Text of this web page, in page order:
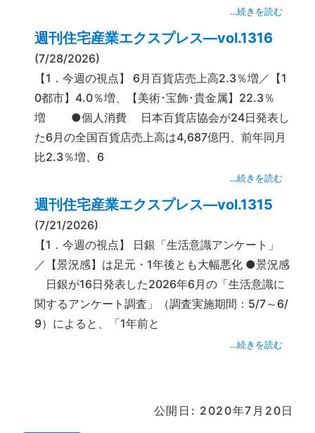
…続きを読む
週刊住宅産業エクスプレス―vol.1316
(7/28/2026)
【1．今週の視点】 6月百貨店売上高2.3％増／【1
0都市】4.0％増、【美術･宝飾･貴金属】22.3％
増 ●個人消費 日本百貨店協会が24日発表し
た6月の全国百貨店売上高は4,687億円、前年同月
比2.3％増、6
…続きを読む
週刊住宅産業エクスプレス―vol.1315
(7/21/2026)
【1．今週の視点】 日銀「生活意識アンケート」
／【景況感】は足元・1年後とも大幅悪化 ●景況感
日銀が16日発表した2026年6月の「生活意識に
関するアンケート調査」（調査実施期間：5/7～6/
9）によると、「1年前と
…続きを読む
公開日: 2020年7月20日